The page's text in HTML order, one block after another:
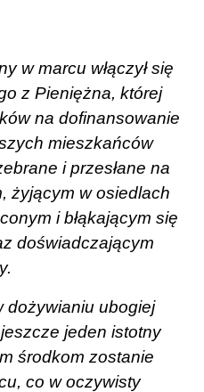
w marcu włączył się
z Pieniężna, której
na dofinansowanie
mieszkańców
i przesłane na
żyjącym w osiedlach
i błąkającym się
doświadczającym
dożywianiu ubogiej
jeden istotny
środkom zostanie
co w oczywisty